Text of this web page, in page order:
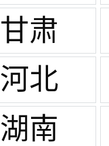
甘肃
河北
湖南